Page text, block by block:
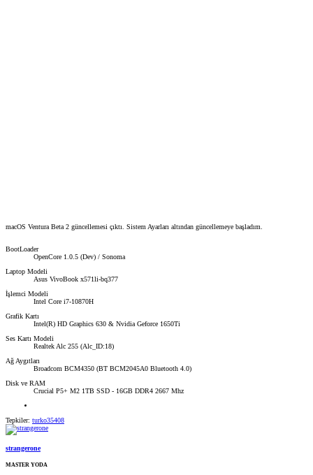
macOS Ventura Beta 2 güncellemesi çıktı. Sistem Ayarları altından güncellemeye başladım.
BootLoader
OpenCore 1.0.5 (Dev) / Sonoma
Laptop Modeli
Asus VivoBook x571li-bq377
İşlemci Modeli
Intel Core i7-10870H
Grafik Kartı
Intel(R) HD Graphics 630 & Nvidia Geforce 1650Ti
Ses Kartı Modeli
Realtek Alc 255 (Alc_ID:18)
Ağ Aygıtları
Broadcom BCM4350 (BT BCM2045A0 Bluetooth 4.0)
Disk ve RAM
Crucial P5+ M2 1TB SSD - 16GB DDR4 2667 Mhz
Tepkiler: turko35408
strangerone
MASTER YODA